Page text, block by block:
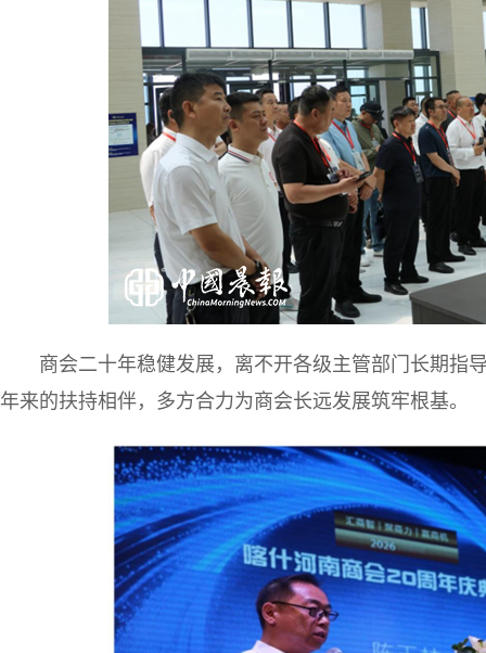
商会二十年稳健发展，离不开各级主管部门长期指
年来的扶持相伴，多方合力为商会长远发展筑牢根基。